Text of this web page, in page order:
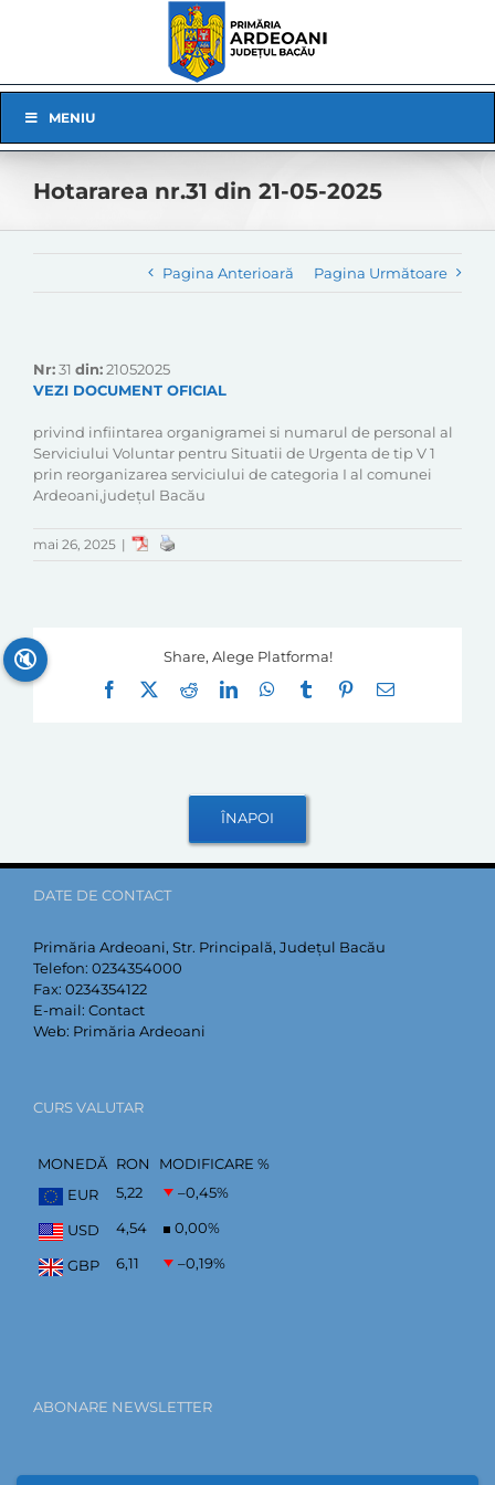
Navigation
MENIU
Hotararea nr.31 din 21-05-2025
Pagina Anterioară Pagina Următoare
Nr:31 din:21052025
VEZI DOCUMENT OFICIAL
privind infiintarea organigramei si numarul de personal al
Serviciului Voluntar pentru Situatii de Urgenta de tip V 1
prin reorganizarea serviciului de categoria I al comunei
Ardeoani,județul Bacău
mai 26, 2025 |
Share, Alege Platforma!
Facebook
RedditLinkedInWhatsApp
Tumblr Pinterest
E-
DATE DE CONTACT
Primăria Ardeoani, Str. Principală, Județul Bacău
Telefon: 0234354000
Fax: 0234354122
E-mail: Contact
Web: Primăria Ardeoani
CURS VALUTAR
MONEDĂ RON
MODIFICARE %
EUR
5,22 –0,45%
USD 4,54 0,00%
GBP 6,11 –0,19%
ABONARE NEWSLETTER
🔇